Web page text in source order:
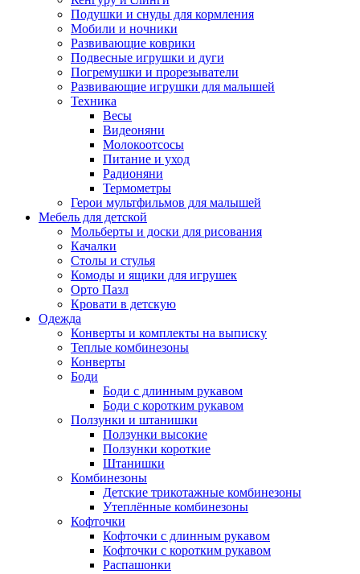
Подушки и снуды для кормления
Мобили и ночники
Развивающие коврики
Подвесные игрушки и дуги
Погремушки и прорезыватели
Развивающие игрушки для малышей
Техника
Весы
Видеоняни
Молокоотсосы
Питание и уход
Радионяни
Термометры
Герои мультфильмов для малышей
Мебель для детской
Мольберты и доски для рисования
Качалки
Столы и стулья
Комоды и ящики для игрушек
Орто Пазл
Кровати в детскую
Одежда
Конверты и комплекты на выписку
Теплые комбинезоны
Конверты
Боди
Боди с длинным рукавом
Боди с коротким рукавом
Ползунки и штанишки
Ползунки высокие
Ползунки короткие
Штанишки
Комбинезоны
Детские трикотажные комбинезоны
Утеплённые комбинезоны
Кофточки
Кофточки с длинным рукавом
Кофточки с коротким рукавом
Распашонки